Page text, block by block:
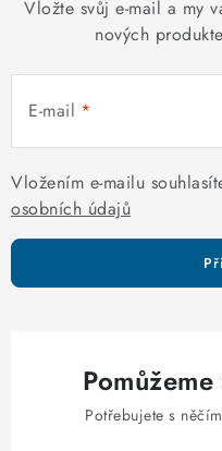
c
p
r
v
k
y
v
ý
i
Vložte svůj e-mail a my
nových
E-mail
Vložením e-mailu
osobních údajů
Potřebujete s